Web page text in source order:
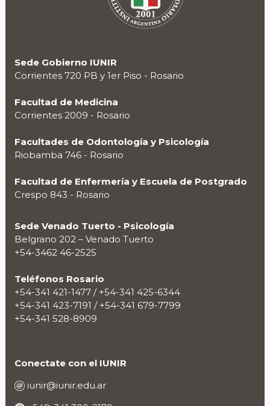
Sede Gobierno IUNIR
Corrientes 720 PB y 1er Piso - Rosario
Facultad de Medicina
Corrientes 2009 - Rosario
Facultades de Odontología y Psicología
Riobamba 746 - Rosario
Facultad de Enfermería y Escuela de Postgrado
Crespo 843 - Rosario
Sede Venado Tuerto - Psicología
Belgrano 202 – Venado Tuerto
+54-3462 46-2525
Teléfonos Rosario
+54-341 421-1477 / +54-341 425-6344
+54-341 423-7191 / +54-341 679-7799
+54-341 528-8909
Conectate con el IUNIR
iunir@iunir.edu.ar